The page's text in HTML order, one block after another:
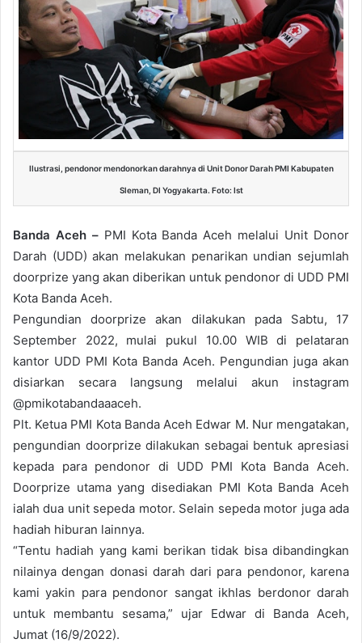
Ilustrasi, pendonor mendonorkan darahnya di Unit Donor Darah PMI Kabupaten
Sleman, DI Yogyakarta. Foto: Ist
Banda Aceh – PMI Kota Banda Aceh melalui Unit Donor
Darah (UDD) akan melakukan penarikan undian sejumlah
doorprize yang akan diberikan untuk pendonor di UDD PMI
Kota Banda Aceh.
Pengundian doorprize akan dilakukan pada Sabtu, 17
September 2022, mulai pukul 10.00 WIB di pelataran
kantor UDD PMI Kota Banda Aceh. Pengundian juga akan
disiarkan secara langsung melalui akun instagram
@pmikotabandaaaceh.
Plt. Ketua PMI Kota Banda Aceh Edwar M. Nur mengatakan,
pengundian doorprize dilakukan sebagai bentuk apresiasi
kepada para pendonor di UDD PMI Kota Banda Aceh.
Doorprize utama yang disediakan PMI Kota Banda Aceh
ialah dua unit sepeda motor. Selain sepeda motor juga ada
hadiah hiburan lainnya.
“Tentu hadiah yang kami berikan tidak bisa dibandingkan
nilainya dengan donasi darah dari para pendonor, karena
kami yakin para pendonor sangat ikhlas berdonor darah
untuk membantu sesama,” ujar Edwar di Banda Aceh,
Jumat (16/9/2022).